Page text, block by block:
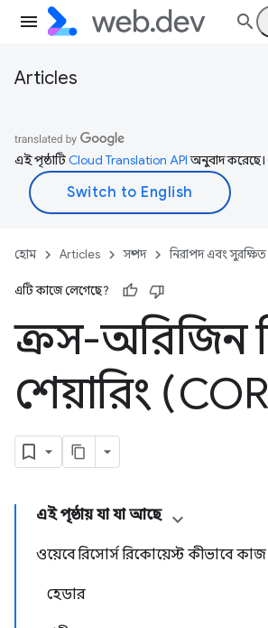
Articles
এই পৃষ্ঠাটিCloud Translation APIঅনুবাদ করেছে।
হোম Articles সম্পদ নিরাপদ এবং সুরক্ষিত
এটি কাজে লেগেছে?
ক্রস-অরিজিন
শেয়ারিং
এই পৃষ্ঠায় যা যা আছে
ওয়েবে রিসোর্স রিকোয়েস্ট কীভাবে
হেডার